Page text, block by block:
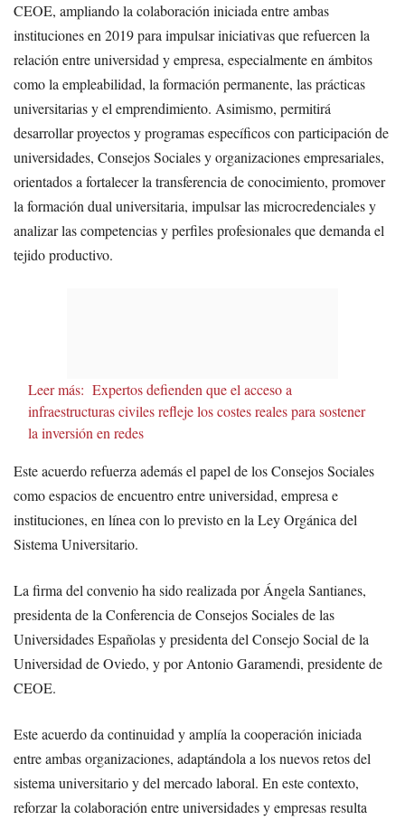
CEOE, ampliando la colaboración iniciada entre ambas
instituciones en 2019 para impulsar iniciativas que refuercen la
relación entre universidad y empresa, especialmente en ámbitos
como la empleabilidad, la formación permanente, las prácticas
universitarias y el emprendimiento. Asimismo, permitirá
desarrollar proyectos y programas específicos con participación de
universidades, Consejos Sociales y organizaciones empresariales,
orientados a fortalecer la transferencia de conocimiento, promover
la formación dual universitaria, impulsar las microcredenciales y
analizar las competencias y perfiles profesionales que demanda el
tejido productivo.
Leer más: Expertos defienden que el acceso a
infraestructuras civiles refleje los costes reales para sostener
la inversión en redes
Este acuerdo refuerza además el papel de los Consejos Sociales
como espacios de encuentro entre universidad, empresa e
instituciones, en línea con lo previsto en la Ley Orgánica del
Sistema Universitario.
La firma del convenio ha sido realizada por Ángela Santianes,
presidenta de la Conferencia de Consejos Sociales de las
Universidades Españolas y presidenta del Consejo Social de la
Universidad de Oviedo, y por Antonio Garamendi, presidente de
CEOE.
Este acuerdo da continuidad y amplía la cooperación iniciada
entre ambas organizaciones, adaptándola a los nuevos retos del
sistema universitario y del mercado laboral. En este contexto,
reforzar la colaboración entre universidades y empresas resulta